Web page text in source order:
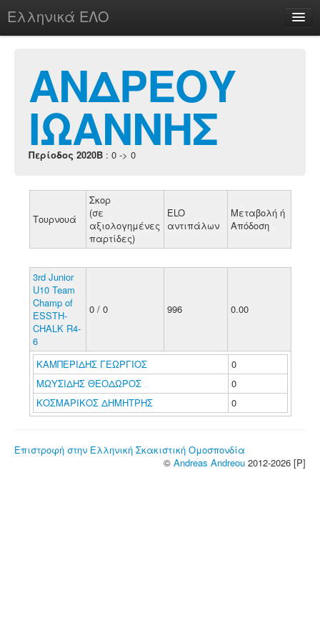
Ελληνικά ΕΛΟ
chesstu.be @ discord
Login
ΑΝΔΡΕΟΥ
ΙΩΑΝΝΗΣ
Περίοδος 2020B : 0 -> 0
Τουρνουά
Σκορ
(σε
αξιολογημένες
παρτίδες)
ELO
αντιπάλων
Μεταβολή ή
Απόδοση
3rd Junior
U10 Team
Champ of
ESSTH-
CHALK R4-
6
0 / 0 996 0.00
ΚΑΜΠΕΡΙΔΗΣ ΓΕΩΡΓΙΟΣ
0
ΜΩΥΣΙΔΗΣ ΘΕΟΔΩΡΟΣ
0
ΚΟΣΜΑΡΙΚΟΣ ΔΗΜΗΤΡΗΣ
0
Επιστροφή στην Ελληνική Σκακιστική Ομοσπονδία
© Andreas Andreou 2012-2026 [P]